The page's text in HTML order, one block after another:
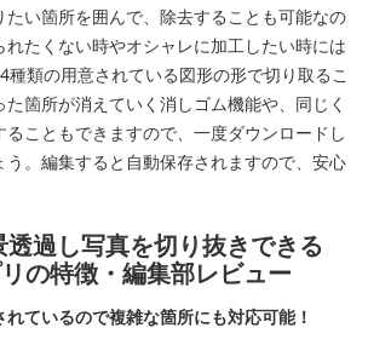
たい箇所を囲んで、除去することも可能なの
れたくない時やオシャレに加工したい時には
種類の用意されている図形の形で切り取るこ
箇所が消えていく消しゴム機能や、同じく
こともできますので、一度ダウンロードし
う。編集すると自動保存されますので、安心
過し写真を切り抜きできる
の特徴・編集部レビュー
ているので複雑な箇所にも対応可能！